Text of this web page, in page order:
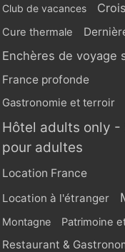
Club de vacances
Cure thermale
Enchères de voyage
France profonde
Gastronomie et terroir
Hôtel adults only -
pour adultes
Location France
Location à l'étranger
Montagne Patrimoine
Restaurant &